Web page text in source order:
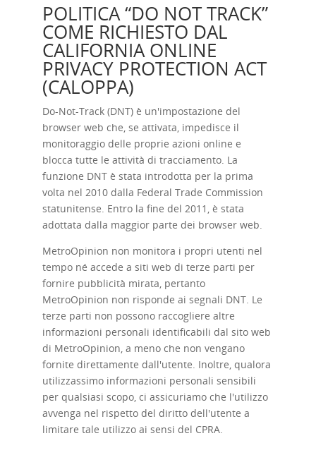
POLITICA “DO NOT TRACK”
COME RICHIESTO DAL
CALIFORNIA ONLINE
PRIVACY PROTECTION ACT
(CALOPPA)
Do-Not-Track (DNT) è un'impostazione del
browser web che, se attivata, impedisce il
monitoraggio delle proprie azioni online e
blocca tutte le attività di tracciamento. La
funzione DNT è stata introdotta per la prima
volta nel 2010 dalla Federal Trade Commission
statunitense. Entro la fine del 2011, è stata
adottata dalla maggior parte dei browser web.
MetroOpinion non monitora i propri utenti nel
tempo né accede a siti web di terze parti per
fornire pubblicità mirata, pertanto
MetroOpinion non risponde ai segnali DNT. Le
terze parti non possono raccogliere altre
informazioni personali identificabili dal sito web
di MetroOpinion, a meno che non vengano
fornite direttamente dall'utente. Inoltre, qualora
utilizzassimo informazioni personali sensibili
per qualsiasi scopo, ci assicuriamo che l'utilizzo
avvenga nel rispetto del diritto dell'utente a
limitare tale utilizzo ai sensi del CPRA.